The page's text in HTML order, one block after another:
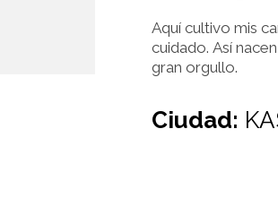
Aquí cultivo mis
cuidado. Así
gran orgullo.
Ciudad: